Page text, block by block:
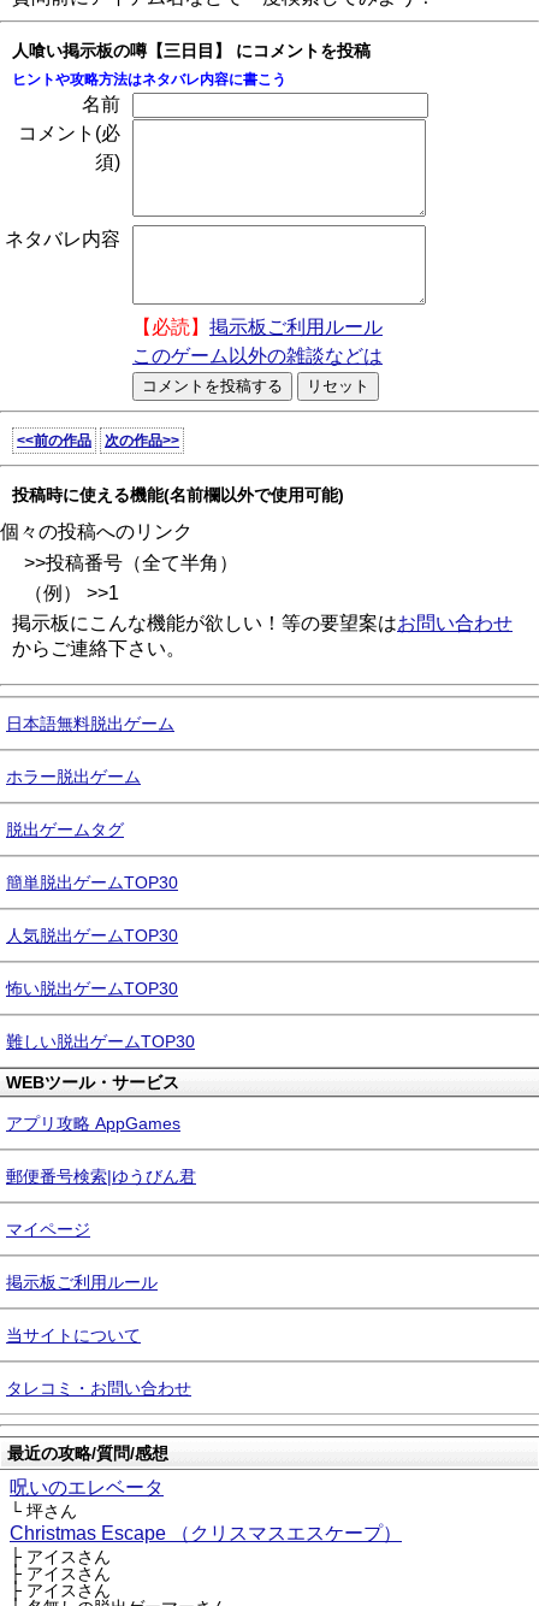
人喰い掲示板の噂【三日目】 にコメントを投稿
ヒントや攻略方法はネタバレ内容に書こう
名前
コメント(必
須)
ネタバレ内容
【必読】 掲示板ご利用ルール
このゲーム以外の雑談などは
<<前の作品 次の作品>>
投稿時に使える機能(名前欄以外で使用可能)
個々の投稿へのリンク
>>投稿番号（全て半角）
（例） >>1
掲示板にこんな機能が欲しい！等の要望案はお問い合わせ
からご連絡下さい。
日本語無料脱出ゲーム
ホラー脱出ゲーム
脱出ゲームタグ
簡単脱出ゲームTOP30
人気脱出ゲームTOP30
怖い脱出ゲームTOP30
難しい脱出ゲームTOP30
WEBツール・サービス
アプリ攻略 AppGames
郵便番号検索|ゆうびん君
マイページ
掲示板ご利用ルール
当サイトについて
タレコミ・お問い合わせ
最近の攻略/質問/感想
呪いのエレベータ
└ 坪さん
Christmas Escape （クリスマスエスケープ）
├ アイスさん
├ アイスさん
├ アイスさん